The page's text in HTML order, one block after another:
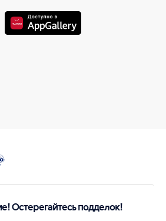
Остерегайтесь подделок!